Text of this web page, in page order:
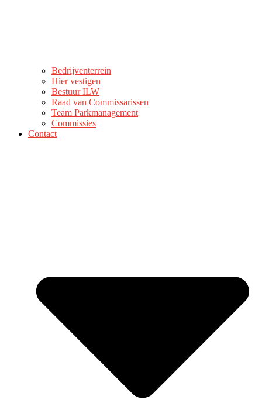
Bedrijventerrein
Hier vestigen
Bestuur ILW
Raad van Commissarissen
Team Parkmanagement
Commissies
Contact